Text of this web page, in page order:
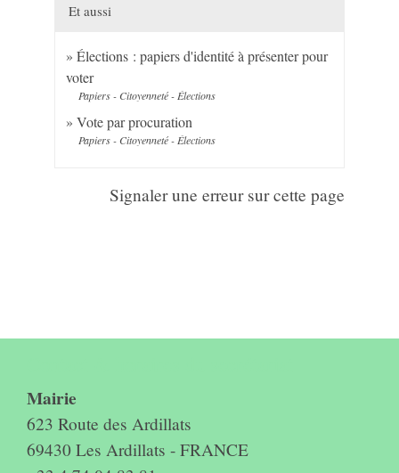
Et aussi
Élections : papiers d'identité à présenter pour
voter
Papiers - Citoyenneté - Élections
Vote par procuration
Papiers - Citoyenneté - Élections
Signaler une erreur sur cette page
Mairie
623 Route des Ardillats
69430 Les Ardillats - FRANCE